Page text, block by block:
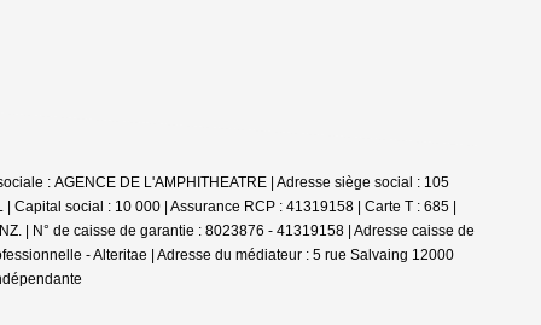
: AGENCE DE L'AMPHITHEATRE | Adresse siège social : 105
Capital social : 10 000 | Assurance RCP : 41319158 | Carte T : 685 |
| N° de caisse de garantie : 8023876 - 41319158 | Adresse caisse de
- Alteritae | Adresse du médiateur : 5 rue Salvaing 12000